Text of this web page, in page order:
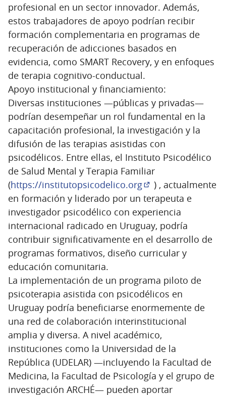
profesional en un sector innovador. Además,
estos trabajadores de apoyo podrían recibir
formación complementaria en programas de
recuperación de adicciones basados en
evidencia, como SMART Recovery, y en enfoques
de terapia cognitivo-conductual.
Apoyo institucional y financiamiento:
Diversas instituciones —públicas y privadas—
podrían desempeñar un rol fundamental en la
capacitación profesional, la investigación y la
difusión de las terapias asistidas con
psicodélicos. Entre ellas, el Instituto Psicodélico
de Salud Mental y Terapia Familiar
(https://institutopsicodelico.org
(Enlace externo)
) , actualmente
en formación y liderado por un terapeuta e
investigador psicodélico con experiencia
internacional radicado en Uruguay, podría
contribuir significativamente en el desarrollo de
programas formativos, diseño curricular y
educación comunitaria.
La implementación de un programa piloto de
psicoterapia asistida con psicodélicos en
Uruguay podría beneficiarse enormemente de
una red de colaboración interinstitucional
amplia y diversa. A nivel académico,
instituciones como la Universidad de la
República (UDELAR) —incluyendo la Facultad de
Medicina, la Facultad de Psicología y el grupo de
investigación ARCHÉ— pueden aportar